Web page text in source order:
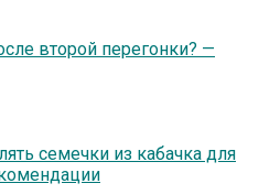
второй перегонки? —
семечки из кабачка для